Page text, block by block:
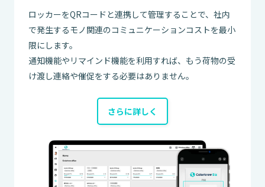
ロッカーをQRコードと連携して管理することで、社内
で発生するモノ関連のコミュニケーションコストを最小
限にします。
通知機能やリマインド機能を利用すれば、もう荷物の受
け渡し連絡や催促をする必要はありません。
さらに詳しく